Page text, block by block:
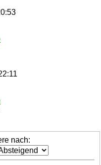
nach: